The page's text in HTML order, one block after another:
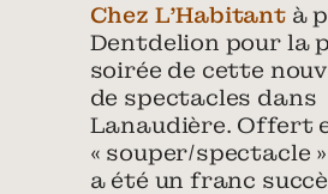
Chez L’Habitantà
Dentdelion pour la
soirée de cette
de spectacles dans
Lanaudière. Offert
« souper/spectacle
a été un franc